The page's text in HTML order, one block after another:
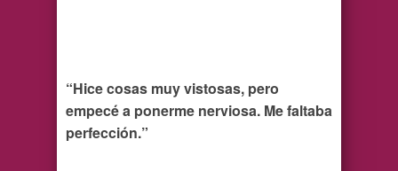
“Hice cosas muy vistosas, pero
empecé a ponerme nerviosa. Me faltaba
perfección.”